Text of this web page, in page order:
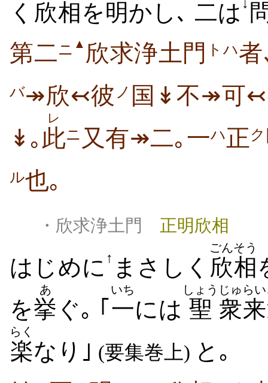
く 欣相を明かし､ 二は ↓
第二ニ ▲ 欣求浄土門 トハ
バ↠欣↢彼 ノ 国↡不↠可
↡｡ 此
レ
ニ 又有↠二｡一ハ正ク
ル也｡
・欣求浄土門 正明欣相
はじめに ↑ まさしく 欣相
ごんそう
を挙
あ
ぐ｡ ｢ 一
いち
には 聖
しょう
衆
じゅ ら
楽
らく
なり｣ (要集巻上) と｡